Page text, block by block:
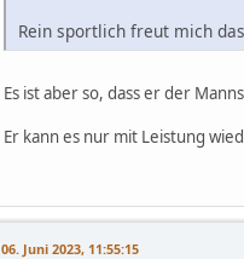
Rein sportlich freut mich
Es ist aber so, dass er der
Er kann es nur mit Leistung
06. Juni 2023, 11:55:15